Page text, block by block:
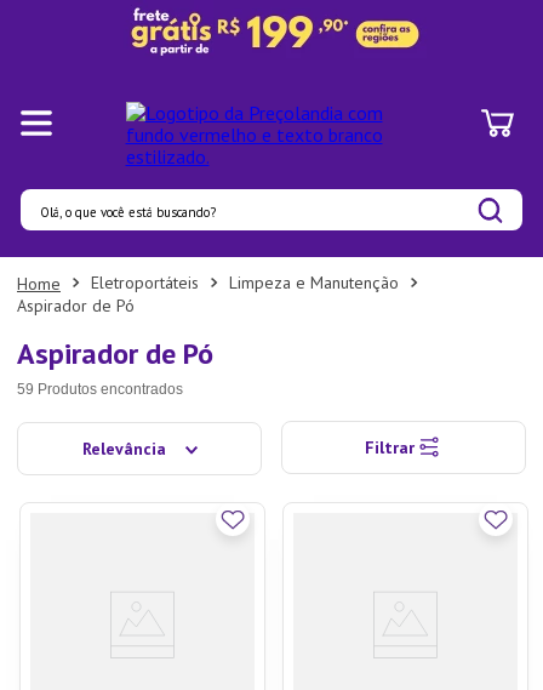
Olá, o que você está buscando?
Eletroportáteis
Limpeza e Manutenção
Aspirador de Pó
Aspirador de Pó
59 Produtos
Relevância Filtrar
Termos mais buscados
1º
Panelas
2º
Pratos
3º
Organizadores
Bambu
5º
Prato
Xicara